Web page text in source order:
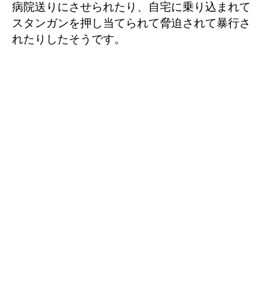
病院送りにさせられたり、自宅に乗り込まれて
スタンガンを押し当てられて脅迫されて暴行さ
れたりしたそうです。